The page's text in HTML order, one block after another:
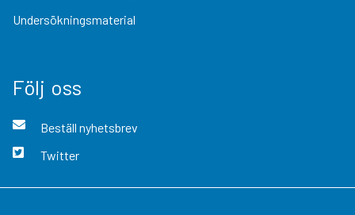
Undersökningsmaterial
Följ oss
Beställ nyhetsbrev
Twitter